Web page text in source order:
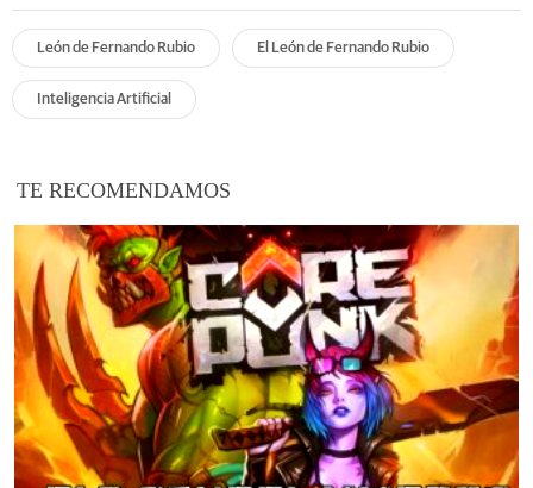
León de Fernando Rubio El León de Fernando Rubio
Inteligencia Artificial
TE RECOMENDAMOS